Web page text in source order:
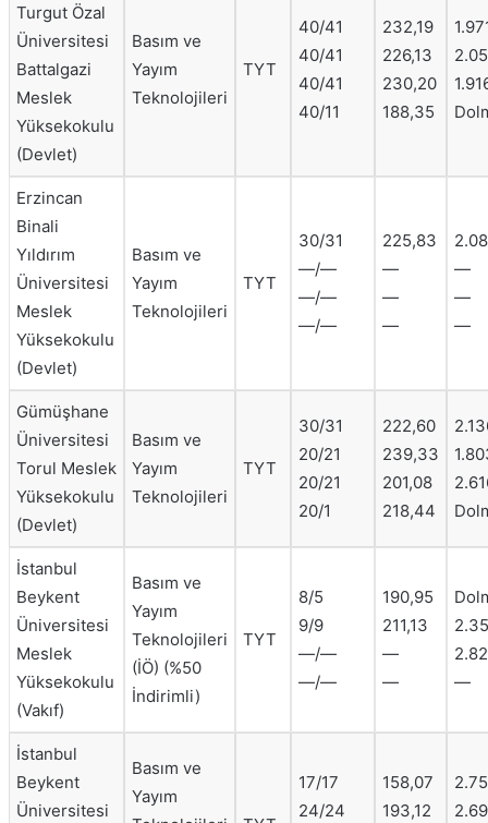
Turgut Özal
Üniversitesi
Battalgazi
Meslek
Yüksekokulu
(Devlet)
Basım ve
Yayım
Teknolojileri
TYT
40/41
40/41
40/41
40/11
232,19
226,13
230,20
188,35
Erzincan
Binali
Yıldırım
Üniversitesi
Meslek
Yüksekokulu
(Devlet)
Basım ve
Yayım
Teknolojileri
TYT
30/31
—/—
—/—
—/—
225,83
—
—
—
—
—
—
Gümüşhane
Üniversitesi
Torul Meslek
Yüksekokulu
(Devlet)
Basım ve
Yayım
Teknolojileri
TYT
30/31
20/21
20/21
20/1
222,60
239,33
201,08
218,44
İstanbul
Beykent
Üniversitesi
Meslek
Yüksekokulu
(Vakıf)
Basım ve
Yayım
Teknolojileri
(İÖ) (%50
İndirimli)
TYT
8/5
9/9
—/—
—/—
190,95
211,13
—
—
—
İstanbul
Beykent
Üniversitesi
Basım ve
Yayım
17/17
24/24
158,07
193,12